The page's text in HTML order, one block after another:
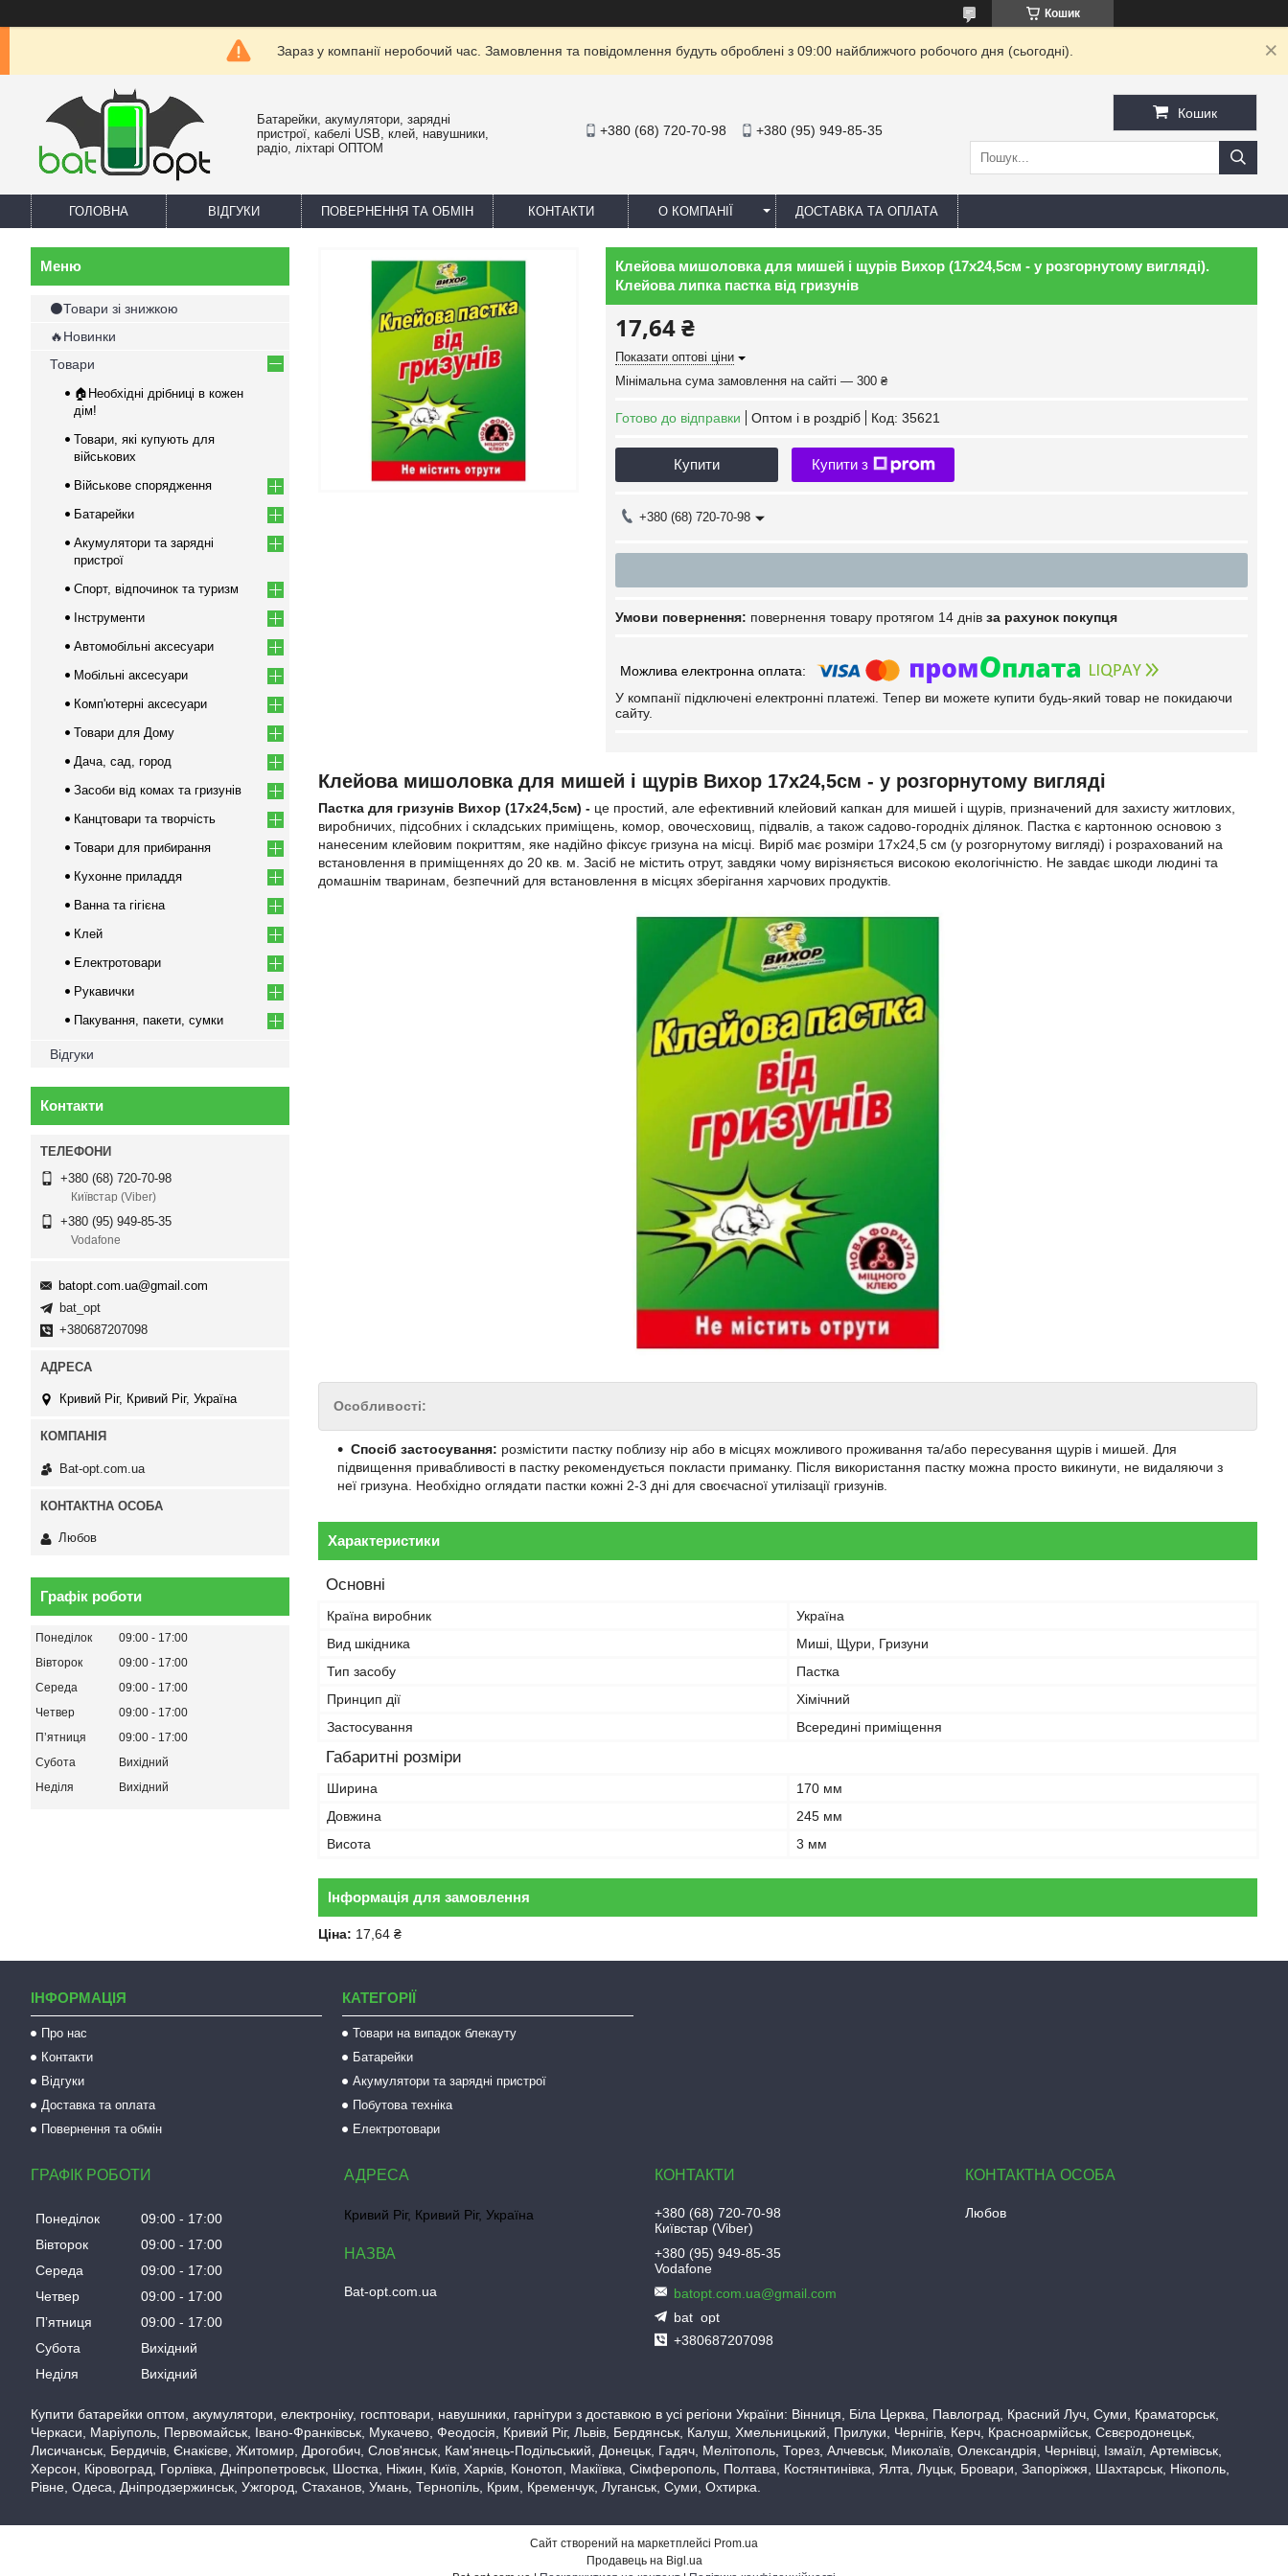
Кошик
Зараз у компанії неробочий час. Замовлення та повідомлення будуть оброблені з 09:00 найближчого робочого дня (сьогодні).
Батарейки, акумулятори, зарядні
пристрої, кабелі USB, клей, навушники,
радіо, ліхтарі ОПТОМ
+380 (68) 720-70-98 +380 (95) 949-85-35
Кошик
ГОЛОВНА ВІДГУКИ ПОВЕРНЕННЯ ТА ОБМІН КОНТАКТИ О КОМПАНІЇ ДОСТАВКА ТА ОПЛАТА
Клейова мишоловка для мишей і щурів Вихор (17х24,5см - у розгорнутому вигляді).
Клейова липка пастка від гризунів
17,64 ₴
Показати оптові ціни
Мінімальна сума замовлення на сайті — 300 ₴
Готово до відправки Оптом і в роздріб Код: 35621
Купити Купити з
+380 (68) 720-70-98
повернення товару протягом 14 днів за рахунок покупця
У компанії підключені електронні платежі. Тепер ви можете купити будь-який товар не покидаючи
сайту.
Клейова мишоловка для мишей і щурів Вихор 17х24,5см - у розгорнутому вигляді
Пастка для гризунів Вихор (17х24,5см) - це простий, але ефективний клейовий капкан для мишей і щурів, призначений для захисту житлових,
виробничих, підсобних і складських приміщень, комор, овочесховищ, підвалів, а також садово-городніх ділянок. Пастка є картонною основою з
нанесеним клейовим покриттям, яке надійно фіксує гризуна на місці. Виріб має розміри 17х24,5 см (у розгорнутому вигляді) і розрахований на
встановлення в приміщеннях до 20 кв. м. Засіб не містить отрут, завдяки чому вирізняється високою екологічністю. Не завдає шкоди людині та
домашнім тваринам, безпечний для встановлення в місцях зберігання харчових продуктів.
Особливості:
Спосіб застосування: розмістити пастку поблизу нір або в місцях можливого проживання та/або пересування щурів і мишей. Для
підвищення привабливості в пастку рекомендується покласти приманку. Після використання пастку можна просто викинути, не видаляючи з
неї гризуна. Необхідно оглядати пастки кожні 2-3 дні для своєчасної утилізації гризунів.
Характеристики
Основні
Країна виробник
Україна
Вид шкідника
Миші, Щури, Гризуни
Тип засобу
Пастка
Принцип дії
Хімічний
Застосування
Всередині приміщення
Габаритні розміри
Ширина
170 мм
Довжина
245 мм
Висота
3 мм
Інформація для замовлення
Ціна: 17,64 ₴
⚫Товари зі знижкою
🔥Новинки
Товари
🏠Необхідні дрібниці в кожен
дім!
Товари, які купують для
військових
Військове спорядження
Батарейки
Акумулятори та зарядні
пристрої
Спорт, відпочинок та туризм
Інструменти
Автомобільні аксесуари
Мобільні аксесуари
Комп'ютерні аксесуари
Товари для Дому
Дача, сад, город
Засоби від комах та гризунів
Канцтовари та творчість
Товари для прибирання
Кухонне приладдя
Ванна та гігієна
Клей
Електротовари
Рукавички
Пакування, пакети, сумки
Відгуки
Контакти
+380 (68) 720-70-98
Київстар (Viber)
+380 (95) 949-85-35
Vodafone
batopt.com.ua@gmail.com
bat_opt
+380687207098
Кривий Ріг, Кривий Ріг, Україна
Bat-opt.com.ua
Любов
Графік роботи
Понеділок 09:00
17:00
Вівторок
09:00
17:00
Середа
09:00
17:00
Четвер
09:00
17:00
Пʼятниця
09:00
17:00
Субота
Вихідний
Неділя
Вихідний
ІНФОРМАЦІЯ
Про нас
Контакти
Відгуки
Доставка та оплата
Повернення та обмін
КАТЕГОРІЇ
Товари на випадок блекауту
Батарейки
Акумулятори та зарядні пристрої
Побутова техніка
Електротовари
ГРАФІК РОБОТИ
Понеділок 09:00
17:00
Вівторок
09:00
17:00
Середа
09:00
17:00
Четвер
09:00
17:00
Пʼятниця
09:00
17:00
Субота
Вихідний
Неділя
Вихідний
Кривий Ріг, Кривий Ріг, Україна
Bat-opt.com.ua
+380 (68) 720-70-98
Київстар (Viber)
+380 (95) 949-85-35
Vodafone
batopt.com.ua@gmail.com
bat_opt
+380687207098
Любов
Купити батарейки оптом, акумулятори, електроніку, госптовари, навушники, гарнітури з доставкою в усі регіони України: Вінниця, Біла Церква, Павлоград, Красний Луч, Суми, Краматорськ,
Черкаси, Маріуполь, Первомайськ, Івано-Франківськ, Мукачево, Феодосія, Кривий Ріг, Львів, Бердянськ, Калуш, Хмельницький, Прилуки, Чернігів, Керч, Красноармійськ, Сєвєродонецьк,
Лисичанськ, Бердичів, Єнакієве, Житомир, Дрогобич, Слов'янськ, Кам'янець-Подільський, Донецьк, Гадяч, Мелітополь, Торез, Алчевськ, Миколаїв, Олександрія, Чернівці, Ізмаїл, Артемівськ,
Херсон, Кіровоград, Горлівка, Дніпропетровськ, Шостка, Ніжин, Київ, Харків, Конотоп, Макіївка, Сімферополь, Полтава, Костянтинівка, Ялта, Луцьк, Бровари, Запоріжжя, Шахтарськ, Нікополь,
Рівне, Одеса, Дніпродзержинськ, Ужгород, Стаханов, Умань, Тернопіль, Крим, Кременчук, Луганськ, Суми, Охтирка.
Сайт створений на маркетплейсі Prom.ua
Продавець на Bigl.ua